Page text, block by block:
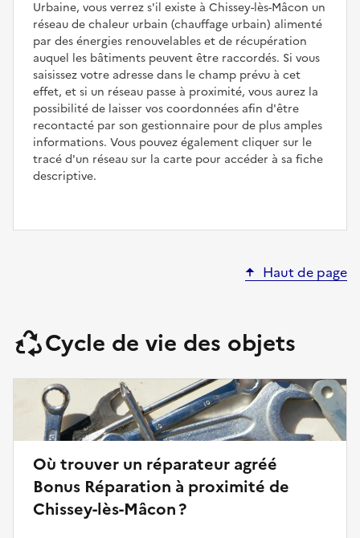
Urbaine, vous verrez s'il existe à Chissey-lès-Mâcon un
réseau de chaleur urbain (chauffage urbain) alimenté
par des énergies renouvelables et de récupération
auquel les bâtiments peuvent être raccordés. Si vous
saisissez votre adresse dans le champ prévu à cet
effet, et si un réseau passe à proximité, vous aurez la
possibilité de laisser vos coordonnées afin d'être
recontacté par son gestionnaire pour de plus amples
informations. Vous pouvez également cliquer sur le
tracé d'un réseau sur la carte pour accéder à sa fiche
descriptive.
Haut de page
Cycle de vie des objets
Où trouver un réparateur agréé
Bonus Réparation à proximité de
Chissey-lès-Mâcon ?